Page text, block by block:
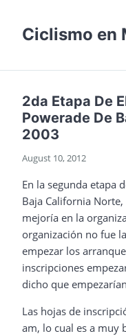
Ciclismo en
2da Etapa De
Powerade De
2003
August 10, 2012
En la segunda etapa
Baja California
mejoría en la
organización no fue
empezar los
inscripciones
dicho que
Las hojas de
am, lo cual es a muy